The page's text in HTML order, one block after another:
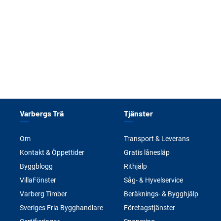
Varbergs Trä
Om
Kontakt & Öppettider
Byggblogg
VillaFönster
Varberg Timber
Sveriges Fria Bygghandlare
Tjänster
Transport & Leverans
Gratis lånesläp
Rithjälp
Såg- & Hyvelservice
Beräknings- & Bygghjälp
Företagstjänster